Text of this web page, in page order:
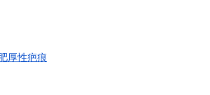
厚性疤痕